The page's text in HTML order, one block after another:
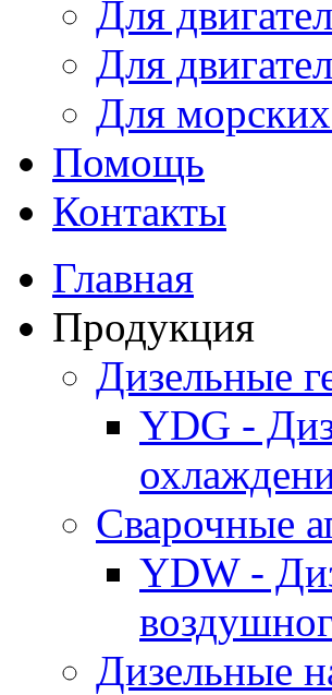
Для
Для
Для морских
Помощь
Контакты
Главная
Продукция
Дизельные
YDG -
Cварочные
YDW -
Дизельные